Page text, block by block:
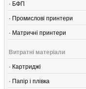
· БФП
· Промислові принтери
· Матричні принтери
Витратні матеріали
· Картриджі
· Папір і плівка